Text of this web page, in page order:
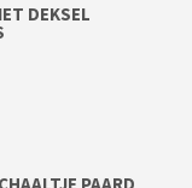
DEKSEL